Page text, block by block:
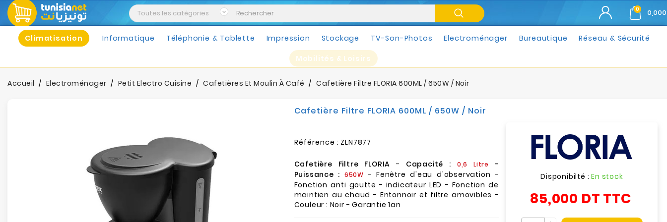
0
Climatisation Informatique Téléphonie & Tablette Impression Stockage TV-Son-Photos Electroménager Bureautique Réseau & Sécurité
Mobilités & Loisirs
Accueil Electroménager Petit Electro Cuisine Cafetières Et Moulin À Café Cafetière Filtre FLORIA 600ML / 650W / Noir
Cafetière Filtre FLORIA 600ML / 650W / Noir
Référence : ZLN7877
Cafetière Filtre FLORIA - Capacité : 0,6 Litre
-
Puissance : 650W - Fenêtre d'eau d'observation -
Fonction anti goutte - indicateur LED - Fonction de
maintien au chaud - Entonnoir et filtre amovibles -
Couleur : Noir - Garantie 1an
Disponibilté :En stock
85,000 DT TTC